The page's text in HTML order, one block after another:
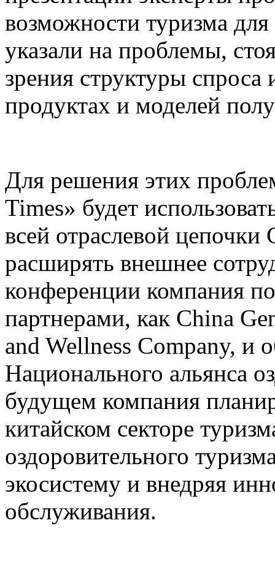
возможности туризма
указали на проблемы,
зрения структуры
продуктах и моделей
Для решения этих
Times» будет
всей отраслевой
расширять внешнее
конференции компания
партнерами, как China
and Wellness Company, и
Национального альянса
будущем компания
китайском секторе
оздоровительного
экосистему и внедряя
обслуживания.